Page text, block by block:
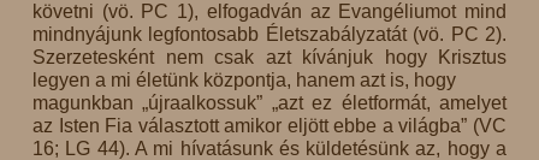
követni (vö. PC 1), elfogadván az Evangéliumot mind
mindnyájunk legfontosabb Életszabályzatát (vö. PC 2).
Szerzetesként nem csak azt kívánjuk hogy Krisztus
legyen a mi életünk központja, hanem azt is, hogy
magunkban „újraalkossuk” „azt ez életformát, amelyet
az Isten Fia választott amikor eljött ebbe a világba” (VC
16; LG 44). A mi hívatásunk és küldetésünk az, hogy a